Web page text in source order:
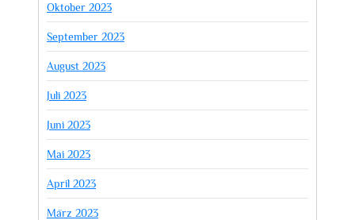
Oktober 2023
September 2023
August 2023
Juli 2023
Juni 2023
Mai 2023
April 2023
März 2023